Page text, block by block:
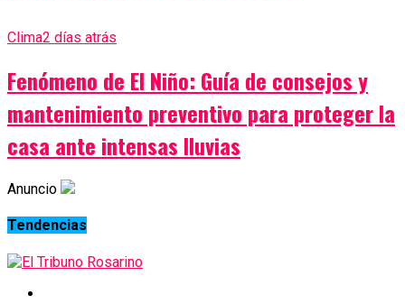
Clima2 días atrás
Fenómeno de El Niño: Guía de consejos y
mantenimiento preventivo para proteger la
casa ante intensas lluvias
Anuncio
Tendencias